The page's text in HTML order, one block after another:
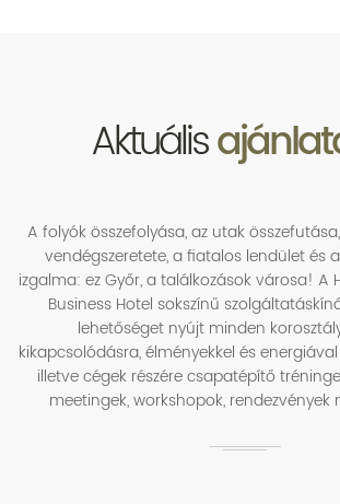
Aktuális
A folyók összefolyása, az utak
vendégszeretete, a fiatalos lendület és
izgalma: ez Győr, a találkozások városa! A
Business Hotel sokszínű
lehetőséget nyújt minden
kikapcsolódásra, élményekkel és
illetve cégek részére csapatépítő
meetingek, workshopok,